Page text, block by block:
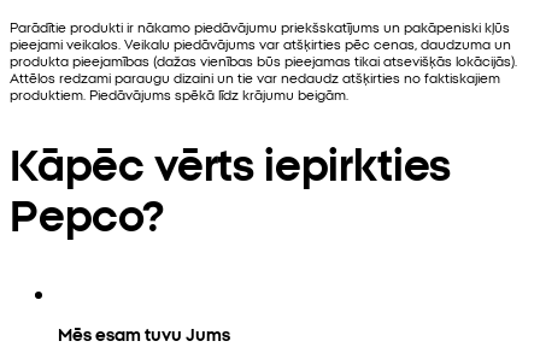
Parādītie produkti ir nākamo piedāvājumu priekšskatījums un pakāpeniski kļūs
pieejami veikalos. Veikalu piedāvājums var atšķirties pēc cenas, daudzuma un
produkta pieejamības (dažas vienības būs pieejamas tikai atsevišķās lokācijās).
Attēlos redzami paraugu dizaini un tie var nedaudz atšķirties no faktiskajiem
produktiem. Piedāvājums spēkā līdz krājumu beigām.
Kāpēc vērts iepirkties
Pepco?
Mēs esam tuvu Jums